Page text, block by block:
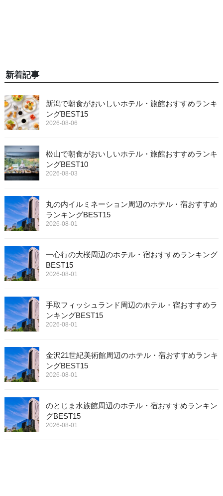
新着記事
新潟で朝食がおいしいホテル・旅館おすすめランキ
ングBEST15
2026-08-06
松山で朝食がおいしいホテル・旅館おすすめランキ
ングBEST10
2026-08-03
丸の内イルミネーション周辺のホテル・宿おすすめ
ランキングBEST15
2026-08-01
一心行の大桜周辺のホテル・宿おすすめランキング
BEST15
2026-08-01
手取フィッシュランド周辺のホテル・宿おすすめラ
ンキングBEST15
2026-08-01
金沢21世紀美術館周辺のホテル・宿おすすめランキ
ングBEST15
2026-08-01
のとじま水族館周辺のホテル・宿おすすめランキン
グBEST15
2026-08-01